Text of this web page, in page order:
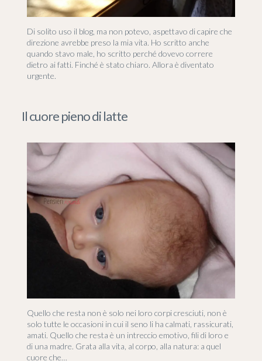
Di solito uso il blog, ma non potevo, aspettavo di capire che
direzione avrebbe preso la mia vita. Ho scritto anche
quando stavo male, ho scritto perché dovevo correre
dietro ai fatti. Finché è stato chiaro. Allora è diventato
urgente.
Il cuore pieno di latte
Quello che resta non è solo nei loro corpi cresciuti, non è
solo tutte le occasioni in cui il seno li ha calmati, rassicurati,
amati. Quello che resta è un intreccio emotivo, fili di loro e
di una madre. Grata alla vita, al corpo, alla natura: a quel
cuore che…